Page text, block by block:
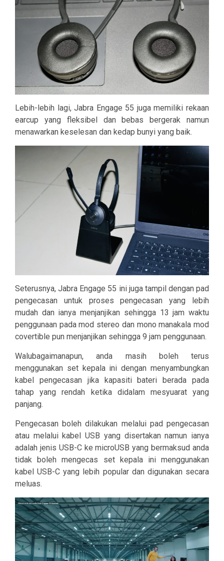
Lebih-lebih lagi, Jabra Engage 55 juga memiliki rekaan
earcup yang fleksibel dan bebas bergerak namun
menawarkan keselesan dan kedap bunyi yang baik.
Seterusnya, Jabra Engage 55 ini juga tampil dengan pad
pengecasan untuk proses pengecasan yang lebih
mudah dan ianya menjanjikan sehingga 13 jam waktu
penggunaan pada mod stereo dan mono manakala mod
covertible pun menjanjikan sehingga 9 jam penggunaan.
Walubagaimanapun, anda masih boleh terus
menggunakan set kepala ini dengan menyambungkan
kabel pengecasan jika kapasiti bateri berada pada
tahap yang rendah ketika didalam mesyuarat yang
panjang.
Pengecasan boleh dilakukan melalui pad pengecasan
atau melalui kabel USB yang disertakan namun ianya
adalah jenis USB-C ke microUSB yang bermaksud anda
tidak boleh mengecas set kepala ini menggunakan
kabel USB-C yang lebih popular dan digunakan secara
meluas.